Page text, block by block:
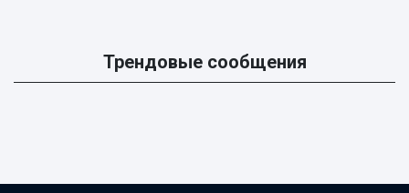
Трендовые сообщения